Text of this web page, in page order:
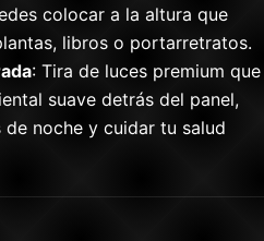
colocar a la altura que
libros o portarretratos.
: Tira de luces premium que
suave detrás del panel,
noche y cuidar tu salud